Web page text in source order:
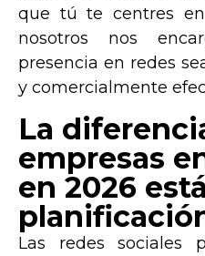
que tú te centres
nosotros nos
presencia en redes
y comercialmente
La
empresas
en 2026
Las redes sociales